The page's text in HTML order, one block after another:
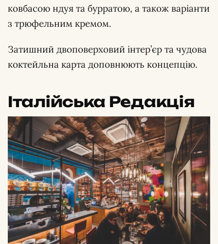
ковбасою ндуя та бурратою, а також варіанти
з трюфельним кремом.
Затишний двоповерховий інтер’єр та чудова
коктейльна карта доповнюють концепцію.
Італійська Редакція